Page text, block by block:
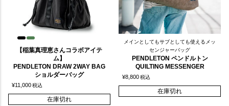
【稲葉真理恵さんコラボアイテ
ム】
PENDLETON DRAW 2WAY BAG
ショルダーバッグ
¥11,000税込
在庫切れ
メインとしてもサブとしても使えるメッ
センジャーバッグ
PENDLETON ペンドルトン
QUILTING MESSENGER
¥8,800税込
在庫切れ